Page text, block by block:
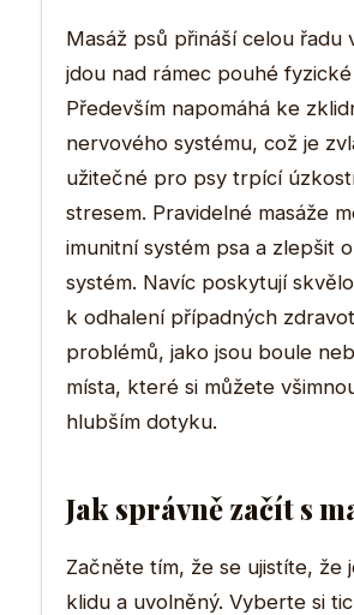
Masáž psů přináší celou řadu
jdou nad rámec pouhé
Především napomáhá ke
nervového systému, což je
užitečné pro psy trpící
stresem. Pravidelné masáže
imunitní systém psa a zlepšit
systém. Navíc poskytují
k odhalení případných
problémů, jako jsou boule
místa, které si můžete
hlubším dotyku.
Jak správně začít s
Začněte tím, že se ujistíte, že
klidu a uvolněný. Vyberte si